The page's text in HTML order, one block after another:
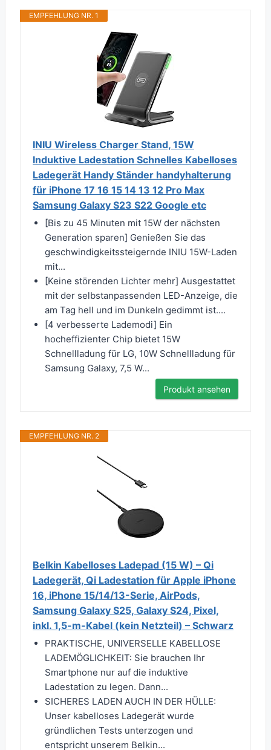
EMPFEHLUNG NR. 1
INIU Wireless Charger Stand, 15W
Induktive Ladestation Schnelles Kabelloses
Ladegerät Handy Ständer handyhalterung
für iPhone 17 16 15 14 13 12 Pro Max
Samsung Galaxy S23 S22 Google etc
[Bis zu 45 Minuten mit 15W der nächsten
Generation sparen] Genießen Sie das
geschwindigkeitssteigernde INIU 15W-Laden
mit...
[Keine störenden Lichter mehr] Ausgestattet
mit der selbstanpassenden LED-Anzeige, die
am Tag hell und im Dunkeln gedimmt ist....
[4 verbesserte Lademodi] Ein
hocheffizienter Chip bietet 15W
Schnellladung für LG, 10W Schnellladung für
Samsung Galaxy, 7,5 W...
Produkt ansehen
EMPFEHLUNG NR. 2
Belkin Kabelloses Ladepad (15 W) – Qi
Ladegerät, Qi Ladestation für Apple iPhone
16, iPhone 15/14/13-Serie, AirPods,
Samsung Galaxy S25, Galaxy S24, Pixel,
inkl. 1,5-m-Kabel (kein Netzteil) – Schwarz
PRAKTISCHE, UNIVERSELLE KABELLOSE
LADEMÖGLICHKEIT: Sie brauchen Ihr
Smartphone nur auf die induktive
Ladestation zu legen. Dann...
SICHERES LADEN AUCH IN DER HÜLLE:
Unser kabelloses Ladegerät wurde
gründlichen Tests unterzogen und
entspricht unserem Belkin...